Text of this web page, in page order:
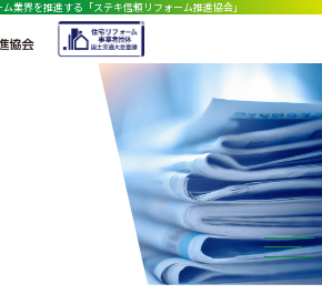
業界を推進する「ステキ信頼リフォーム推進協会」